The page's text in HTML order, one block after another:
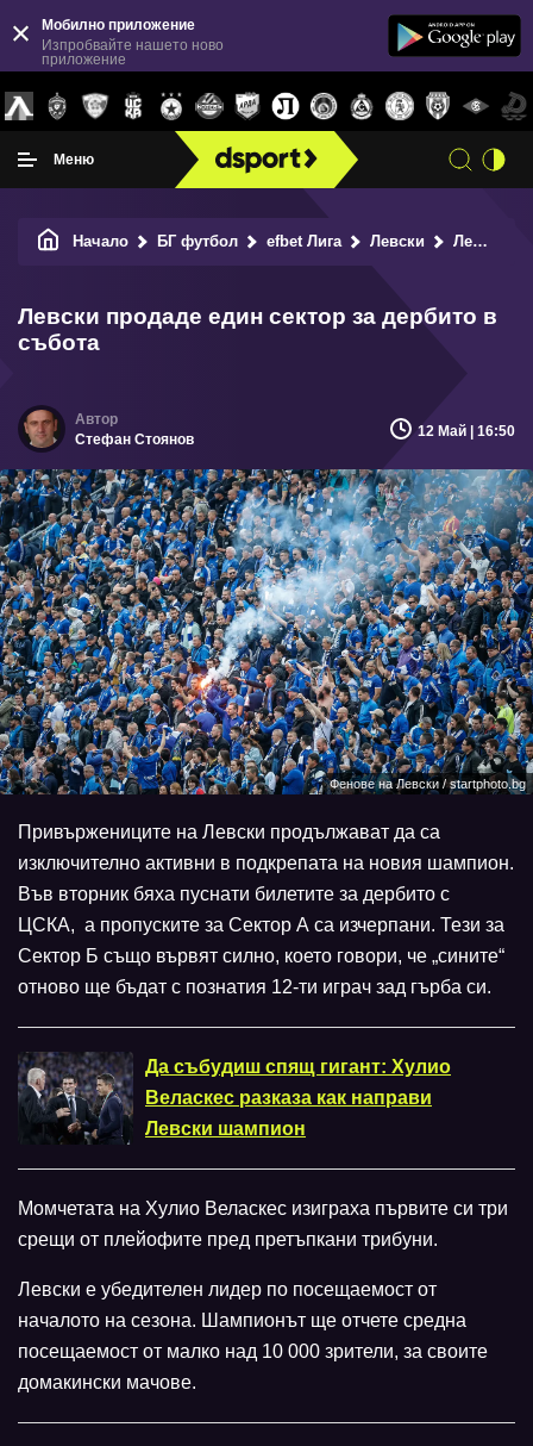
Мобилно приложение
Изпробвайте нашето ново
приложение
Меню
Начало БГ футбол efbet Лига Левски Левски продаде един сектор за дербито в събота
Левски продаде един сектор за дербито в
събота
Стефан Стоянов 12 Май | 16:50
Фенове на Левски / startphoto.bg
Привържениците на Левски продължават да са
изключително активни в подкрепата на новия шампион.
Във вторник бяха пуснати билетите за дербито с
ЦСКА, а пропуските за Сектор А са изчерпани. Тези за
Сектор Б също вървят силно, което говори, че „сините“
отново ще бъдат с познатия 12-ти играч зад гърба си.
Да събудиш спящ гигант: Хулио
Веласкес разказа как направи
Левски шампион
Момчетата на Хулио Веласкес изиграха първите си три
срещи от плейофите пред претъпкани трибуни.
Левски е убедителен лидер по посещаемост от
началото на сезона. Шампионът ще отчете средна
посещаемост от малко над 10 000 зрители, за своите
домакински мачове.